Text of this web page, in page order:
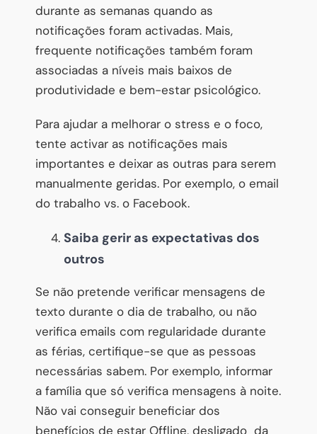
durante as semanas quando as
notificações foram activadas. Mais,
frequente notificações também foram
associadas a níveis mais baixos de
produtividade e bem-estar psicológico.
Para ajudar a melhorar o stress e o foco,
tente activar as notificações mais
importantes e deixar as outras para serem
manualmente geridas. Por exemplo, o email
do trabalho vs. o Facebook.
Saiba gerir as expectativas dos
outros
Se não pretende verificar mensagens de
texto durante o dia de trabalho, ou não
verifica emails com regularidade durante
as férias, certifique-se que as pessoas
necessárias sabem. Por exemplo, informar
a família que só verifica mensagens à noite.
Não vai conseguir beneficiar dos
benefícios de estar Offline, desligado da